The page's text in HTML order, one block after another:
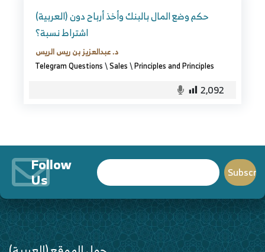
(العربية) حكم وضع المال بالبنك وأخذ أرباح دون
اشتراط نسبة؟
د. عبدالعزيز بن ريس الريس
Telegram Questions\Sales\Principles and Principles
2,092
Follow
Us